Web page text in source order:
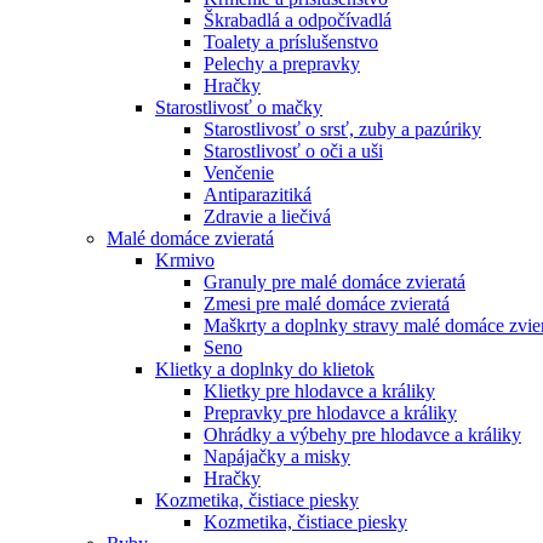
Škrabadlá a odpočívadlá
Toalety а príslušenstvo
Pelechy a prepravky
Hračky
Starostlivosť o mačky
Starostlivosť o srsť, zuby a pazúriky
Starostlivosť o oči a uši
Venčenie
Antiparazitiká
Zdravie a liečivá
Malé domáce zvieratá
Krmivo
Granuly pre malé domáce zvieratá
Zmesi pre malé domáce zvieratá
Maškrty a doplnky stravy malé domáce
Seno
Klietky a doplnky do klietok
Klietky pre hlodavce a králiky
Prepravky pre hlodavce a králiky
Ohrádky a výbehy pre hlodavce a králiky
Napájačky a misky
Hračky
Kozmetika, čistiace piesky
Kozmetika, čistiace piesky